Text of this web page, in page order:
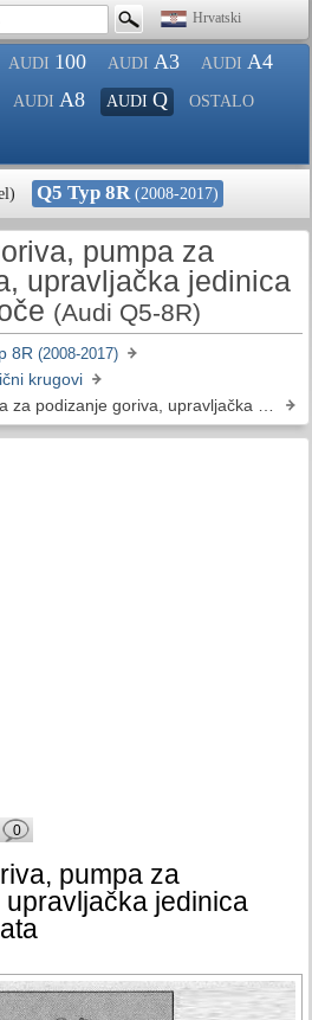
Hrvatski
AUDI 100 AUDI A3 AUDI A4
AUDI A8 AUDI Q OSTALO
Q5 Typ 8R (2008-2017)
pumpa za
upravljačka jedinica
(Audi Q5-8R)
8R (2008-2017)
krugovi
0
pumpa za
jedinica